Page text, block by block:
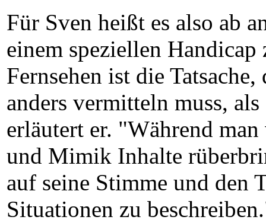
Für Sven heißt es also ab
einem speziellen
Fernsehen ist die
anders vermitteln muss,
erläutert er. "Während
und Mimik Inhalte
auf seine Stimme und den
Situationen zu